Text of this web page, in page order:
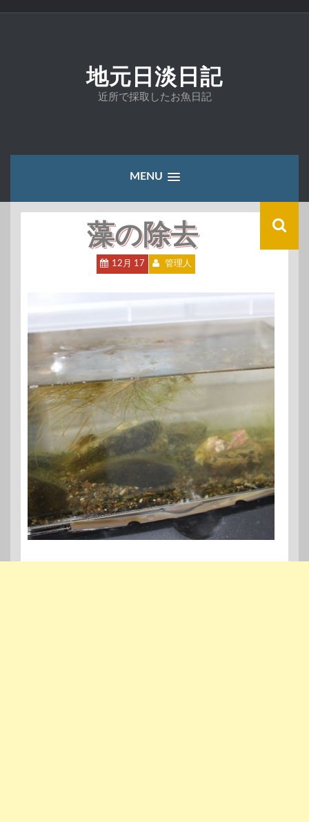
地元日淡日記
近所で採取したお魚日記
MENU
藻の除去
12月 17 管理人